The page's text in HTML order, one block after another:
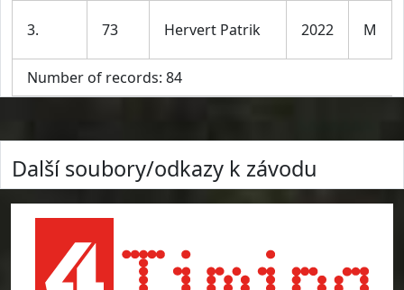
3. 73 Hervert Patrik 2022 M
Number of records: 84
Další soubory/odkazy k závodu